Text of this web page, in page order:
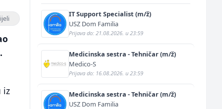
iz
IT Support Specialist (m/ž)
USZ Dom Familia
Prijava do: 21.08.2026. u 23:59
Medicinska sestra - Tehničar (m/ž)
Medico-S
Prijava do: 16.08.2026. u 23:59
Medicinska sestra - Tehničar (m/ž)
USZ Dom Familia